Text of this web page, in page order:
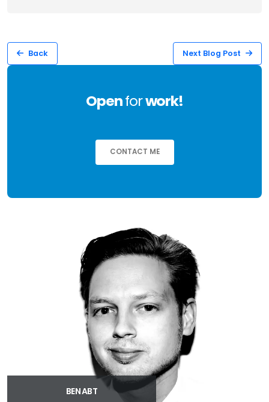
Back Next Blog Post
Openforwork!
CONTACT ME
BEN ABT